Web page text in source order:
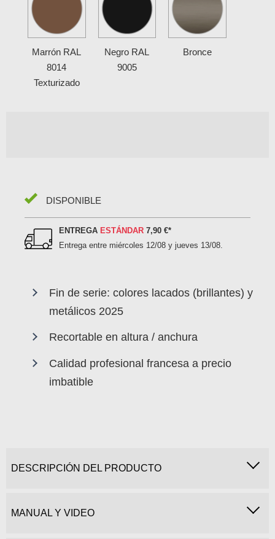
Marrón RAL
8014
Texturizado
Negro RAL
9005
Bronce
DISPONIBLE
ENTREGA ESTÁNDAR 7,90 €*
Entrega entre miércoles 12/08 y jueves 13/08
Fin de serie: colores lacados (brillantes) y
metálicos 2025
Recortable en altura / anchura
Calidad profesional francesa a precio
imbatible
DESCRIPCIÓN DEL PRODUCTO
MANUAL Y VIDEO